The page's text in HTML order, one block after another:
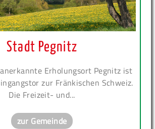
Stadt Pegnitz
Erholungsort Pegnitz ist
zur Fränkischen Schweiz.
Die Freizeit- und...
zur Gemeinde